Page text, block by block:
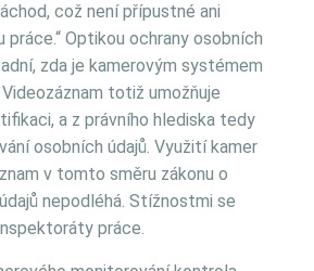
což není přípustné ani
práce.“ Optikou ochrany osobních
zda je kamerovým systémem
totiž umožňuje
a z právního hlediska tedy
osobních údajů. Využití kamer
v tomto směru zákonu o
nepodléhá. Stížnostmi se
práce.